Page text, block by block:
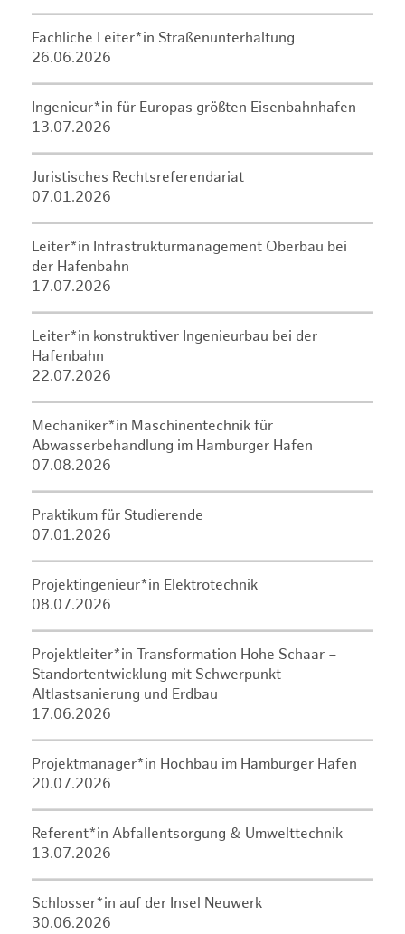
Fachliche Leiter*in Straßenunterhaltung
26.06.2026
Ingenieur*in für Europas größten Eisenbahnhafen
13.07.2026
Juristisches Rechtsreferendariat
07.01.2026
Leiter*in Infrastrukturmanagement Oberbau bei
der Hafenbahn
17.07.2026
Leiter*in konstruktiver Ingenieurbau bei der
Hafenbahn
22.07.2026
Mechaniker*in Maschinentechnik für
Abwasserbehandlung im Hamburger Hafen
07.08.2026
Praktikum für Studierende
07.01.2026
Projektingenieur*in Elektrotechnik
08.07.2026
Projektleiter*in Transformation Hohe Schaar –
Standortentwicklung mit Schwerpunkt
Altlastsanierung und Erdbau
17.06.2026
Projektmanager*in Hochbau im Hamburger Hafen
20.07.2026
Referent*in Abfallentsorgung & Umwelttechnik
13.07.2026
Schlosser*in auf der Insel Neuwerk
30.06.2026